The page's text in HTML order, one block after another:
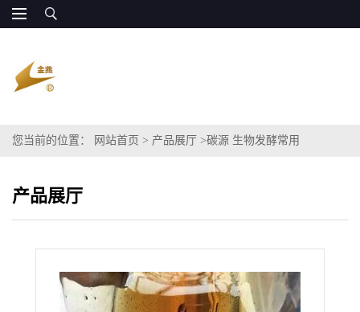
您当前的位置： 网站首页 > 产品展厅 >碳源 生物发酵常用
产品展厅